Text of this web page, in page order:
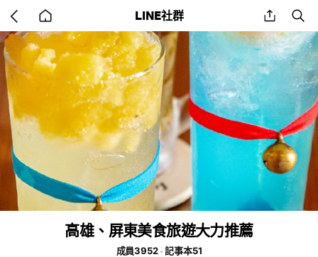
back
to
home
LINE社群 share
高雄、屏東美食旅遊大力推薦
成員3952
記事本51